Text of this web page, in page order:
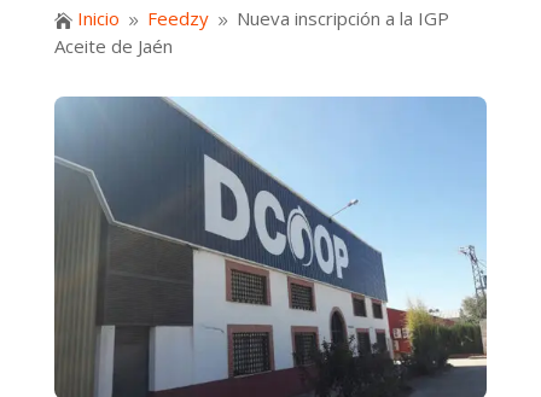
 Inicio 9 Feedzy 9 Nueva inscripción a la IGP
Aceite de Jaén